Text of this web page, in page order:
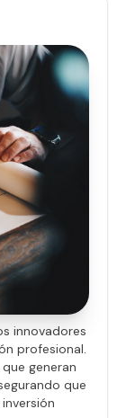
innovadores
profesional.
generan
que